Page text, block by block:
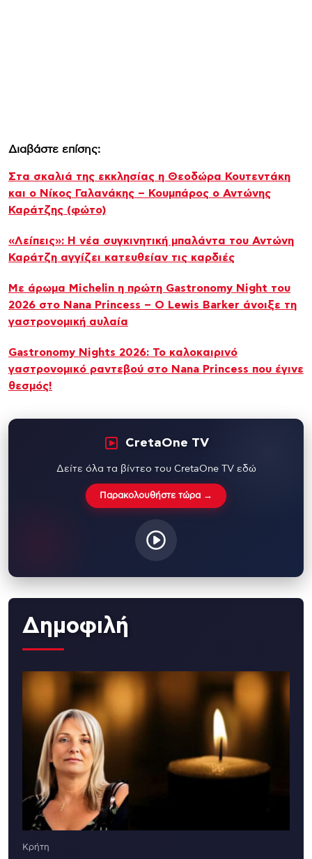
Διαβάστε επίσης:
Στα σκαλιά της εκκλησίας η Θεοδώρα Κουτεντάκη
και ο Νίκος Γαλανάκης – Κουμπάρος ο Αντώνης
Καράτζης (φώτο)
«Λείπεις»: Η νέα συγκινητική μπαλάντα του Αντώνη
Καράτζη αγγίζει κατευθείαν τις καρδιές
Με άρωμα Michelin η πρώτη Gastronomy Night του
2026 στο Nana Princess – Ο Lewis Barker άνοιξε τη
γαστρονομική αυλαία
Gastronomy Nights 2026: Το καλοκαιρινό
γαστρονομικό ραντεβού στο Nana Princess που έγινε
θεσμός!
CretaOne TV
Δείτε όλα τα βίντεο του CretaOne TV εδώ
Παρακολουθήστε τώρα →
Δημοφιλή
Κρήτη